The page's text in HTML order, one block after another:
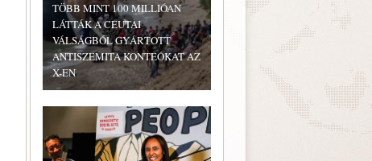
TÖBB MINT 100 MILLIÓAN
LÁTTÁK A CEUTAI
VÁLSÁGBÓL GYÁRTOTT
ANTISZEMITA KONTEÓKAT AZ
X-EN